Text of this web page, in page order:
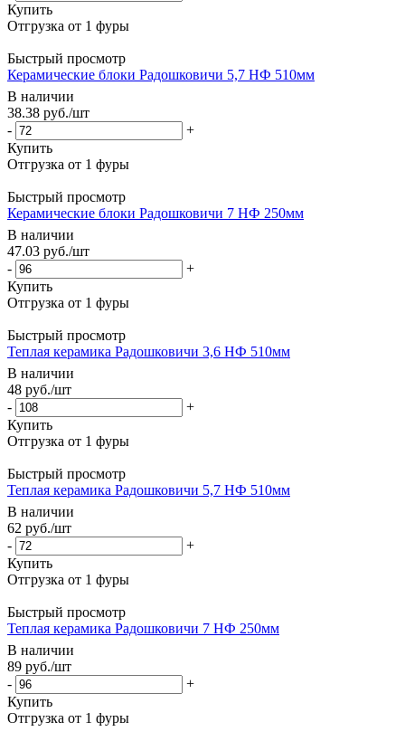
Купить
Быстрый просмотр
Керамические блоки Радошковичи 5,7 НФ 510мм
В наличии
38.38 руб./шт
-
+
Купить
Быстрый просмотр
Керамические блоки Радошковичи 7 НФ 250мм
В наличии
47.03 руб./шт
-
+
Купить
Быстрый просмотр
Теплая керамика Радошковичи 3,6 НФ 510мм
В наличии
48 руб./шт
-
+
Купить
Быстрый просмотр
Теплая керамика Радошковичи 5,7 НФ 510мм
В наличии
62 руб./шт
-
+
Купить
Быстрый просмотр
Теплая керамика Радошковичи 7 НФ 250мм
В наличии
89 руб./шт
-
+
Купить